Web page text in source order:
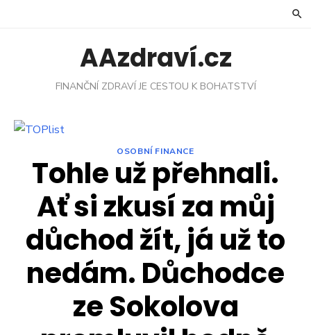
AAzdraví.cz
FINANČNÍ ZDRAVÍ JE CESTOU K BOHATSTVÍ
OSOBNÍ FINANCE
Tohle už přehnali.
Ať si zkusí za můj
důchod žít, já už to
nedám. Důchodce
ze Sokolova